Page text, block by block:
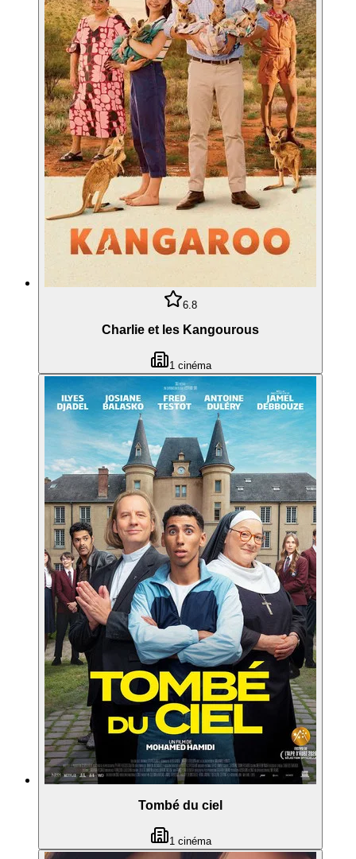
6.8
Charlie et les Kangourous
1 cinéma
Tombé du ciel
1 cinéma